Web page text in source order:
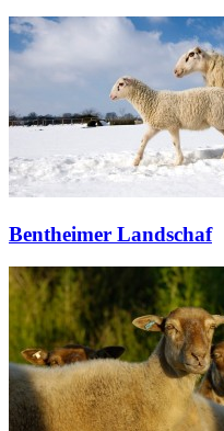
Bentheimer Landschaf